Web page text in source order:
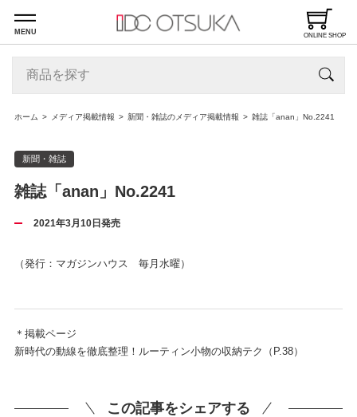
MENU ONLINE SHOP
ホーム メディア掲載情報 新聞・雑誌のメディア掲載情報 雑誌「anan」No.2241
新聞・雑誌
雑誌「anan」No.2241
2021年3月10日発売
（発行：マガジンハウス 毎月水曜）
＊掲載ページ
新時代の動線を徹底整理！ルーティン小物の収納テク（P.38）
この記事をシェアする